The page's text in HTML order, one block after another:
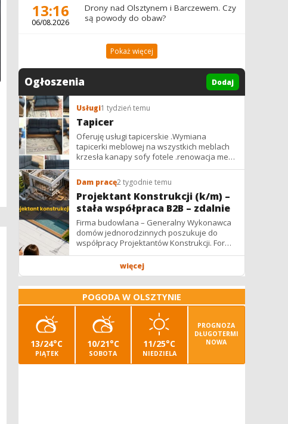
13:16
06/08.2026
Drony nad Olsztynem i Barczewem. Czy
są powody do obaw?
Pokaż więcej
Ogłoszenia Dodaj
Usługi1 tydzień temu
Tapicer
Oferuję usługi tapicerskie .Wymiana
tapicerki meblowej na wszystkich meblach
krzesła kanapy sofy fotele .renowacja mebli
vintage,PRL. glamur
Dam pracę2 tygodnie temu
Projektant Konstrukcji (k/m) –
stała współpraca B2B – zdalnie
Firma budowlana – Generalny Wykonawca
domów jednorodzinnych poszukuje do
współpracy Projektantów Konstrukcji. Forma
współpracy: B2B / podwykonawstwo –
więcej
POGODA W OLSZTYNIE
13/24°C
PIĄTEK
10/21°C
SOBOTA
11/25°C
NIEDZIELA
PROGNOZA
DŁUGOTERMI
NOWA